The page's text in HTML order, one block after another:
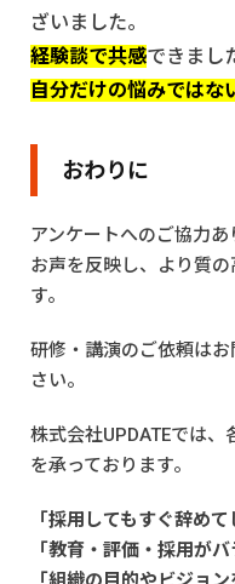
ざいました。
経験談で共感できまし
自分だけの悩みではな
おわりに
アンケートへのご協力
お声を反映し、より質
す。
研修・講演のご依頼は
さい。
株式会社UPDATEでは
を承っております。
「採用してもすぐ辞めて
「教育・評価・採用が